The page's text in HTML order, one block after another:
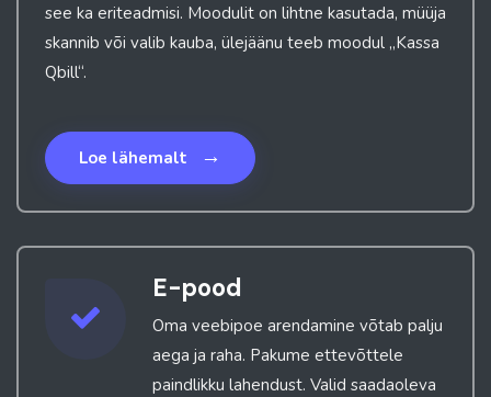
see ka eriteadmisi. Moodulit on lihtne kasutada, müüja
skannib või valib kauba, ülejäänu teeb moodul „Kassa
Qbill“.
Loe lähemalt →
E-pood
Oma veebipoe arendamine võtab palju
aega ja raha. Pakume ettevõttele
paindlikku lahendust. Valid saadaoleva